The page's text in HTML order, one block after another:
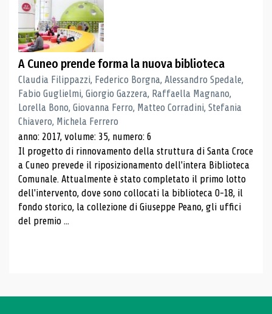
A Cuneo prende forma la nuova biblioteca
Claudia Filippazzi, Federico Borgna, Alessandro Spedale,
Fabio Guglielmi, Giorgio Gazzera, Raffaella Magnano,
Lorella Bono, Giovanna Ferro, Matteo Corradini, Stefania
Chiavero, Michela Ferrero
anno: 2017, volume: 35, numero: 6
Il progetto di rinnovamento della struttura di Santa Croce
a Cuneo prevede il riposizionamento dell'intera Biblioteca
Comunale. Attualmente è stato completato il primo lotto
dell'intervento, dove sono collocati la biblioteca 0-18, il
fondo storico, la collezione di Giuseppe Peano, gli uffici
del premio ...